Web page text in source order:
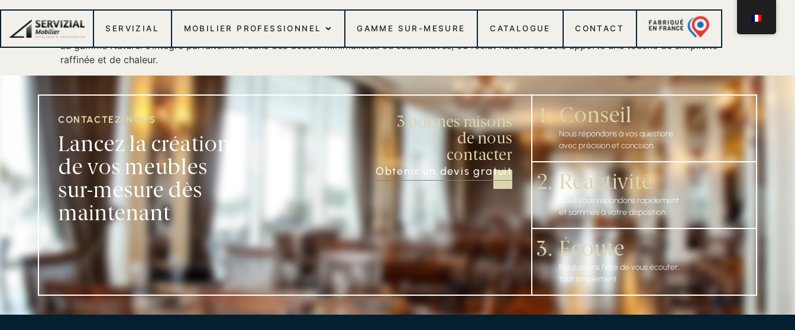
SERVIZIAL MOBILIER PROFESSIONNEL GAMME SUR-MESURE CATALOGUE CONTACT
La gamme Naturel s’intègre parfaitement dans des décors minimalistes ou scandinaves, où l’éclat naturel du bois apporte une touche de simplicité
raffinée et de chaleur.
CONTACTEZ-NOUS
Lancez la création
de vos meubles
sur-mesure dès
maintenant
3 bonnes raisons
de nous
contacter
Obtenir un devis gratuit
1. Conseil
Nous répondons à vos questions
avec précision et concision.
2. Réactivité
Nous vous répondons rapidement
et sommes à votre disposition.
3. Écoute
Nous avons hâte de vous écouter,
tout simplement.